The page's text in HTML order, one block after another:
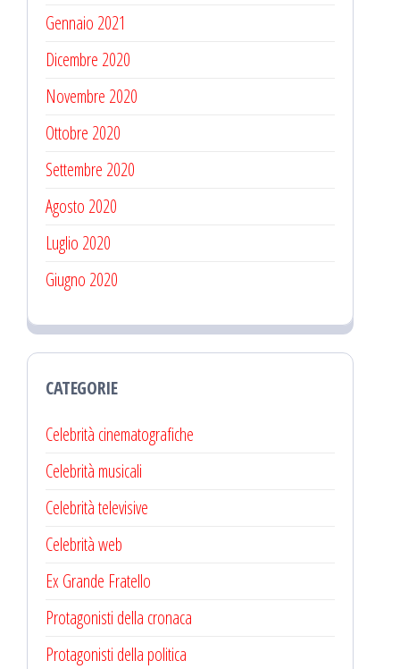
Gennaio 2021
Dicembre 2020
Novembre 2020
Ottobre 2020
Settembre 2020
Agosto 2020
Luglio 2020
Giugno 2020
CATEGORIE
Celebrità cinematografiche
Celebrità musicali
Celebrità televisive
Celebrità web
Ex Grande Fratello
Protagonisti della cronaca
Protagonisti della politica